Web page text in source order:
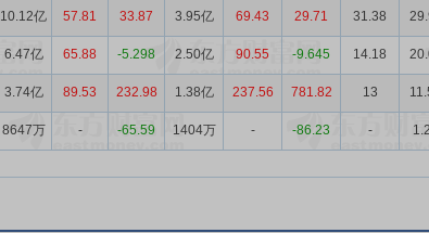
10.12亿 57.81 33.87 3.95亿 69.43 29.71 31.38
6.47亿 65.88 -5.298 2.50亿 90.55 -9.645 14.18
3.74亿 89.53 232.98 1.38亿 237.56 781.82 13
8647万 - -65.59 1404万 - -86.23 -